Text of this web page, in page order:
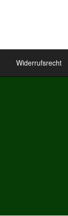
Widerrufsrecht